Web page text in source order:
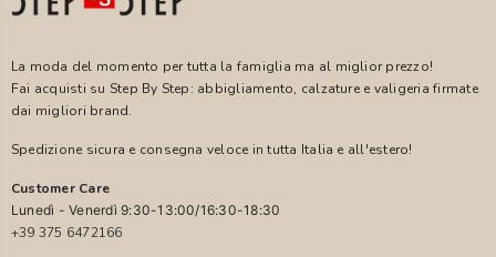
La moda del momento per tutta la famiglia ma al miglior prezzo!
Fai acquisti su Step By Step: abbigliamento, calzature e valigeria firmate
dai migliori brand.
Spedizione sicura e consegna veloce in tutta Italia e all'estero!
Customer Care
Lunedì - Venerdì 9:30-13:00/16:30-18:30
+39 375 6472166